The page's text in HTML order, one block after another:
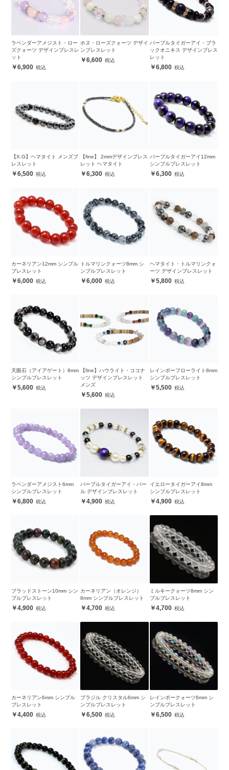
ラベンダーアメジスト・ロー
ズクォーツ デザインブレスレ
ット
6,900
ホヌ・ローズクォーツ デザイ
ンブレスレット
6,600
パープルタイガーアイ・ブラ
ックオニキス デザインブレス
レット
6,800
【X.G】ヘマタイト メンズブ
レスレット
6,500
【fine】 2mmデザインブレス
レット ヘマタイト
6,300
パープルタイガーアイ12mm
シンプルブレスレット
6,300
カーネリアン12mm シンプル
ブレスレット
6,000
トルマリンクォーツ8mm シ
ンプルブレスレット
6,000
ヘマタイト・トルマリンクォ
ーツ デザインブレスレット
5,800
天眼石（アイアゲート）8mm
シンプルブレスレット
5,600
【fine】ハウライト・ココナ
ッツ デザインブレスレット
メンズ
5,600
レインボーフローライト8mm
シンプルブレスレット
5,500
ラベンダーアメジスト6mm
シンプルブレスレット
6,800
パープルタイガーアイ・パー
ル デザインブレスレット
4,900
イエロータイガーアイ8mm
シンプルブレスレット
4,900
ブラッドストーン10mm シン
プルブレスレット
4,900
カーネリアン（オレンジ）
8mm シンプルブレスレット
4,700
ミルキークォーツ8mm シン
プルブレスレット
4,700
カーネリアン6mm シンプル
ブレスレット
4,400
ブラジル クリスタル6mm シ
ンプルブレスレット
6,500
レインボークォーツ6mm シ
ンプルブレスレット
6,500